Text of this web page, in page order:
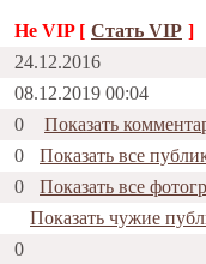
Не VIP [ Стать VIP ]
24.12.2016
08.12.2019 00:04
0
Показать
0
Показать все
0
Показать все
Показать чужие
0